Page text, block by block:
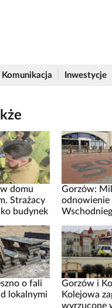
Komunikacja Inwestycje
domu
Strażacy
budynek
Gorzów:
odnowienie
o fali
lokalnymi
Gorzów i
Kolejowa
wyrzucone